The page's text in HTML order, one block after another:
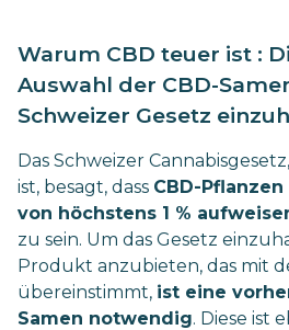
Warum CBD teuer ist :
Auswahl der CBD-
Schweizer Gesetz
Das Schweizer
ist, besagt, dass CBD-
von höchstens 1 %
zu sein. Um das Gesetz
Produkt anzubieten, das mit
übereinstimmt, ist eine
Samen notwendig. Diese ist